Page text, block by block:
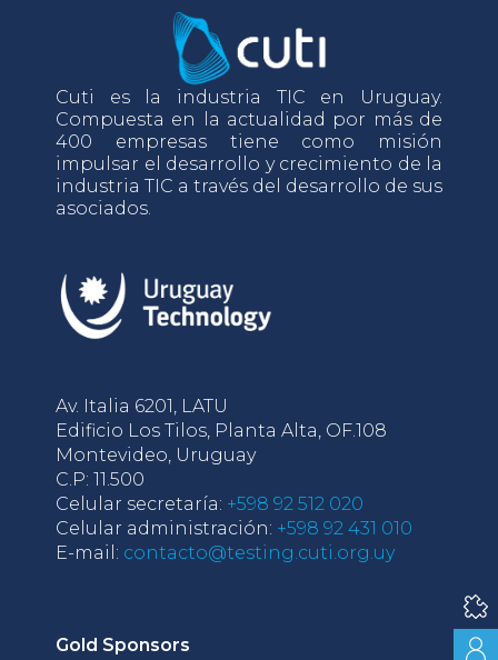
Cuti es la industria TIC en Uruguay.
Compuesta en la actualidad por más de
400 empresas tiene como misión
impulsar el desarrollo y crecimiento de la
industria TIC a través del desarrollo de sus
asociados.
Av. Italia 6201, LATU
Edificio Los Tilos, Planta Alta, OF.108
Montevideo, Uruguay
C.P: 11.500
Celular secretaría: +598 92 512 020
Celular administración: +598 92 431 010
E-mail: contacto@testing.cuti.org.uy
Gold Sponsors